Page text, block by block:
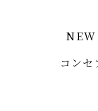
NEW
コンセ